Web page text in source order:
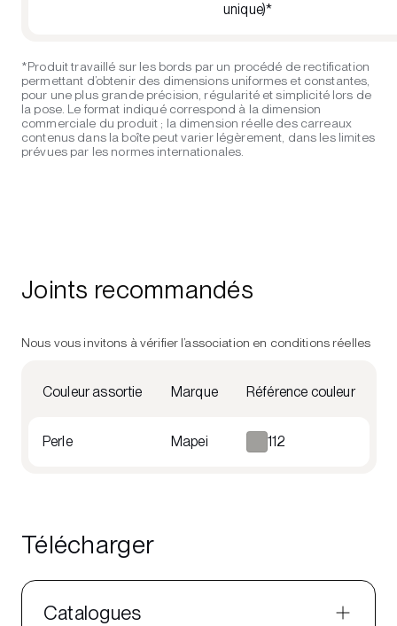
unique)*
*Produit travaillé sur les bords par un procédé de rectification
permettant d’obtenir des dimensions uniformes et constantes,
pour une plus grande précision, régularité et simplicité lors de
la pose. Le format indiqué correspond à la dimension
commerciale du produit ; la dimension réelle des carreaux
contenus dans la boîte peut varier légèrement, dans les limites
prévues par les normes internationales.
Joints recommandés
Nous vous invitons à vérifier l’association en conditions réelles
Couleur assortie Marque Référence couleur
Perle Mapei 112
Télécharger
Catalogues